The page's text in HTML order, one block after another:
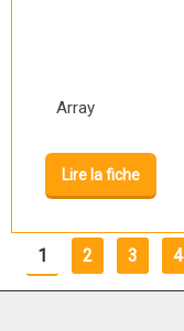
Array
Lire la fiche
1 2 3 4